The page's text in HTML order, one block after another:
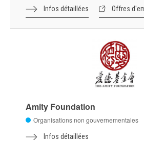
Infos détaillées Offres
Amity Foundation
Organisations non gouvernementales
Infos détaillées